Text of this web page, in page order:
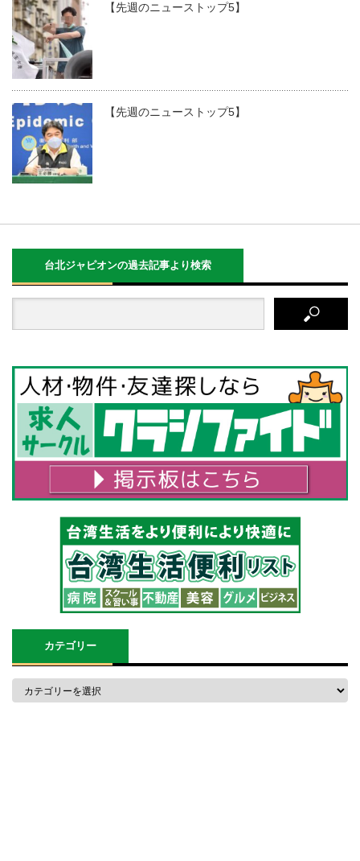
【先週のニューストップ5】
【先週のニューストップ5】
台北ジャピオンの過去記事より検索
カテゴリー